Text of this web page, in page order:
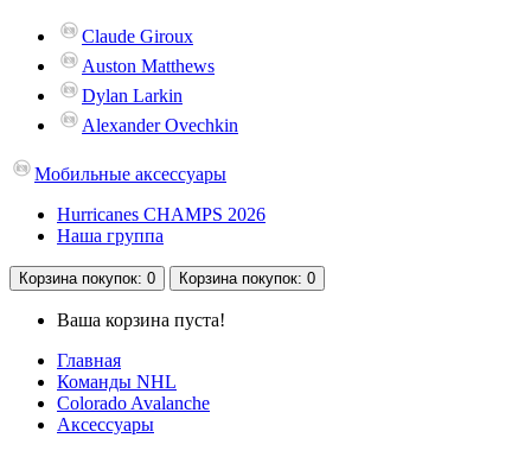
Claude Giroux
Auston Matthews
Dylan Larkin
Alexander Ovechkin
Мобильные аксессуары
Hurricanes CHAMPS 2026
Наша группа
Корзина покупок: 0 Корзина покупок: 0
Ваша корзина пуста!
Главная
Команды NHL
Colorado Avalanche
Аксессуары